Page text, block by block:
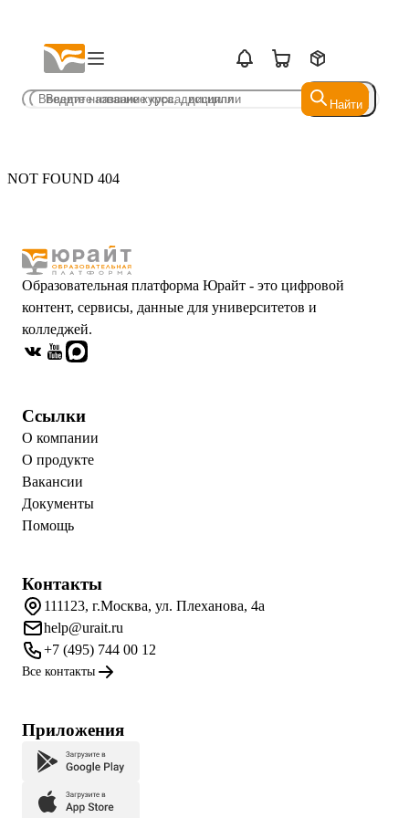
Найти
Найти
NOT FOUND 404
Образовательная платформа Юрайт - это цифровой
контент, сервисы, данные для университетов и
колледжей.
Ссылки
О компании
О продукте
Вакансии
Документы
Помощь
Контакты
111123, г.Москва, ул. Плеханова, 4а
help@urait.ru
+7 (495) 744 00 12
Все контакты
Приложения